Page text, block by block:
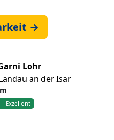
→
Lohr
an der Isar
Exzellent